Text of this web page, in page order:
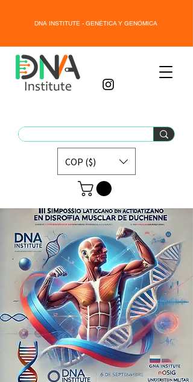
DNA INSTITUTE - GENÉTICA Y GENÓMICA
COP ($)